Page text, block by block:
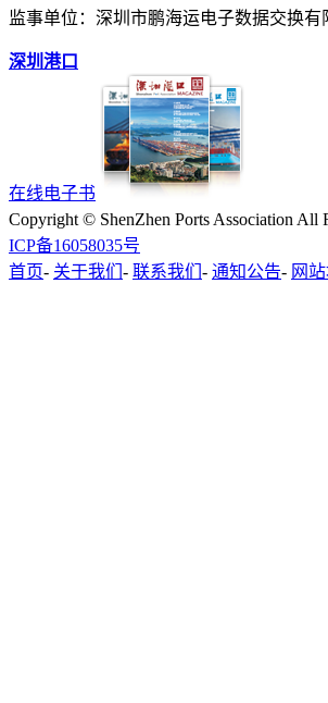
监事单位：深圳市鹏海运电子数据交换有
深圳港口
在线电子书
Copyright © ShenZhen Ports Association All
ICP备16058035号
首页- 关于我们 - 联系我们 - 通知公告- 网